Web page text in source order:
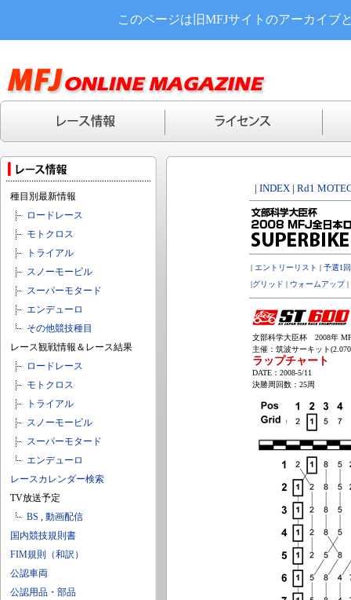
このページは旧MFJサイトのアーカイブ
種目別最新情報
ロードレース
モトクロス
トライアル
スノーモービル
スーパーモタード
エンデューロ
その他競技種目
レース観戦情報＆レース結果
ロードレース
モトクロス
トライアル
スノーモービル
スーパーモタード
エンデューロ
レースカレンダー検索
TV放送予定
BS , 動画配信
国内競技規則書
FIM規則（和訳）
公認車両
公認用品・部品
| INDEX | Rd1
| エントリーリスト | 予選1
|グリッド | ウォームアップ|
文部科学大臣杯 2008年
主催：筑波サーキット
ラップチャート
DATE：2008-5/11
決勝周回数：25周